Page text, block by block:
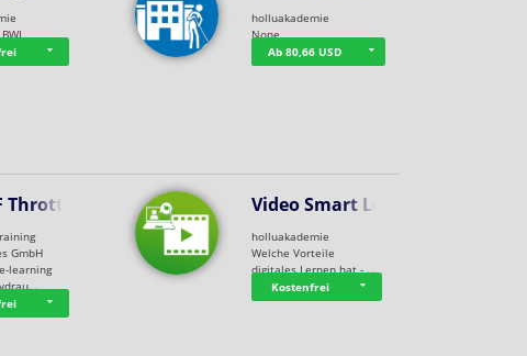
holluakademie
None
Ab 80,66 USD
Throttle…
GmbH
learning
Video Smart Lea…
holluakademie
Welche Vorteile
digitales Lernen hat - …
Kostenfrei